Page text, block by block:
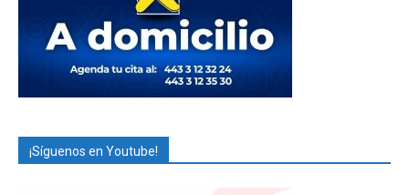
¡Síguenos en Youtube!